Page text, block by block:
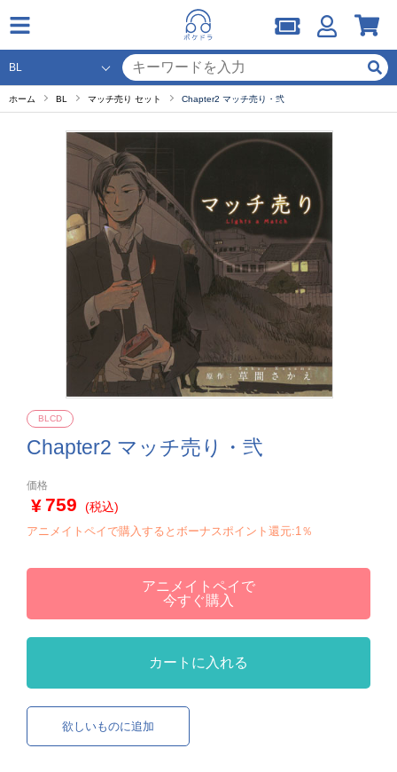
ホーム BL マッチ売り セット Chapter2 マッチ売り・弐
Chapter2 マッチ売り・弐
BLCD
価格
759 (税込)
アニメイトペイで購入するとボーナスポイント還元:1％
アニメイトペイで
今すぐ購入
カートに入れる
欲しいものに追加